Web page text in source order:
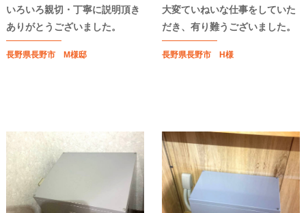
いろいろ親切・丁寧に説明頂き
ありがとうございました。
長野県長野市 M様邸
大変ていねいな仕事をしていた
だき、有り難うございました。
長野県長野市 H様